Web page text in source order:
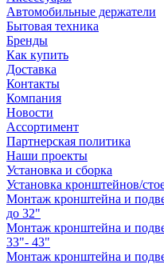
Автомобильные держатели
Бытовая техника
Бренды
Как купить
Доставка
Контакты
Компания
Новости
Ассортимент
Партнерская политика
Наши проекты
Установка и сборка
Установка кронштейнов/
Монтаж кронштейна и
до 32"
Монтаж кронштейна и
33"- 43"
Монтаж кронштейна и